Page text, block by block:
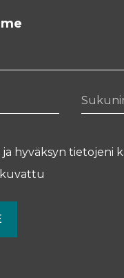
hyväksyn tietojeni
kuvattu